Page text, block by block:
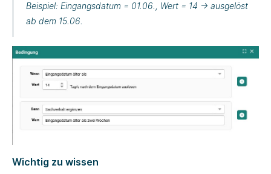
Beispiel: Eingangsdatum = 01.06., Wert = 14 → ausgelöst
ab dem 15.06.
Wichtig zu wissen